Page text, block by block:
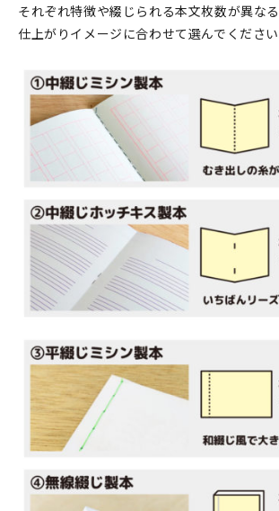
それぞれ特徴や綴じられる本文枚数が異なる
仕上がりイメージに合わせて選んでください